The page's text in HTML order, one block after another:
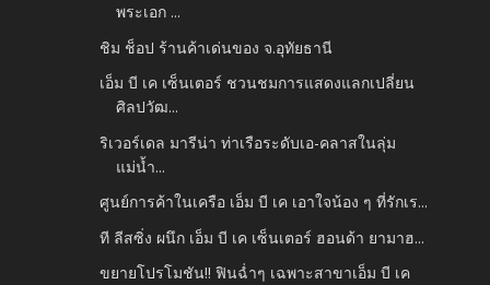
พระเอก ...
ชิม ช็อป ร้านค้าเด่นของ จ.อุทัยธานี
เอ็ม บี เค เซ็นเตอร์ ชวนชมการแสดงแลกเปลี่ยน
ศิลปวัฒ...
ริเวอร์เดล มารีน่า ท่าเรือระดับเอ-คลาสในลุ่ม
แม่น้ำ...
ศูนย์การค้าในเครือ เอ็ม บี เค เอาใจน้อง ๆ ที่รักเร...
ที ลีสซิ่ง ผนึก เอ็ม บี เค เซ็นเตอร์ ฮอนด้า ยามาฮ...
ขยายโปรโมชัน!! ฟินฉ่ำๆ เฉพาะสาขาเอ็ม บี เค